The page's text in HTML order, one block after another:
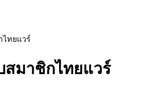
สมาชิกไทยแวร์